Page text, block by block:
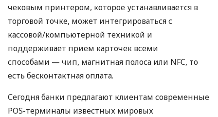
чековым принтером, которое устанавливается в
торговой точке, может интегрироваться с
кассовой/компьютерной техникой и
поддерживает прием карточек всеми
способами — чип, магнитная полоса или NFC, то
есть бесконтактная оплата.
Сегодня банки предлагают клиентам современные
POS-терминалы известных мировых